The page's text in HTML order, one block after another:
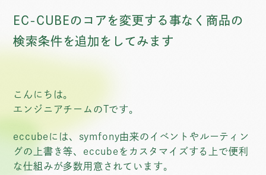
EC-CUBEのコアを変更する事なく商品の
検索条件を追加をしてみます
こんにちは。
エンジニアチームのTです。
eccubeには、symfony由来のイベントやルーティン
グの上書き等、eccubeをカスタマイズする上で便利
な仕組みが多数用意されています。